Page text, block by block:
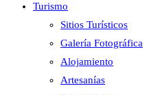
Turismo
Sitios Turísticos
Galería Fotográfica
Alojamiento
Artesanías